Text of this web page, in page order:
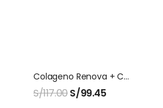
Colageno Renova + Con Biopeptidos Activos
S/117.00S/99.45